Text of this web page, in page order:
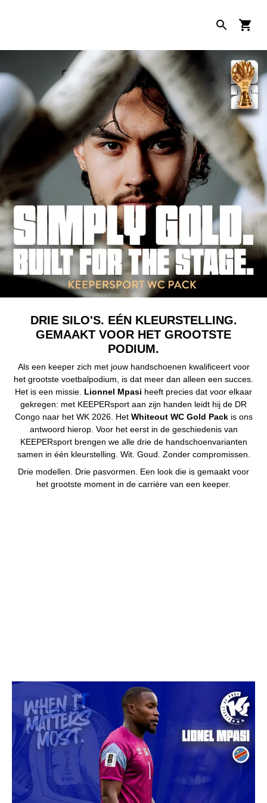
DRIE SILO'S. EÉN KLEURSTELLING.
GEMAAKT VOOR HET GROOTSTE
PODIUM.
Als een keeper zich met jouw handschoenen kwalificeert voor
het grootste voetbalpodium, is dat meer dan alleen een succes.
Het is een missie. Lionnel Mpasi heeft precies dat voor elkaar
gekregen: met KEEPERsport aan zijn handen leidt hij de DR
Congo naar het WK 2026. Het Whiteout WC Gold Packis ons
antwoord hierop. Voor het eerst in de geschiedenis van
KEEPERsport brengen we alle drie de handschoenvarianten
samen in één kleurstelling. Wit. Goud. Zonder compromissen.
Drie modellen. Drie pasvormen. Een look die is gemaakt voor
het grootste moment in de carrière van een keeper.